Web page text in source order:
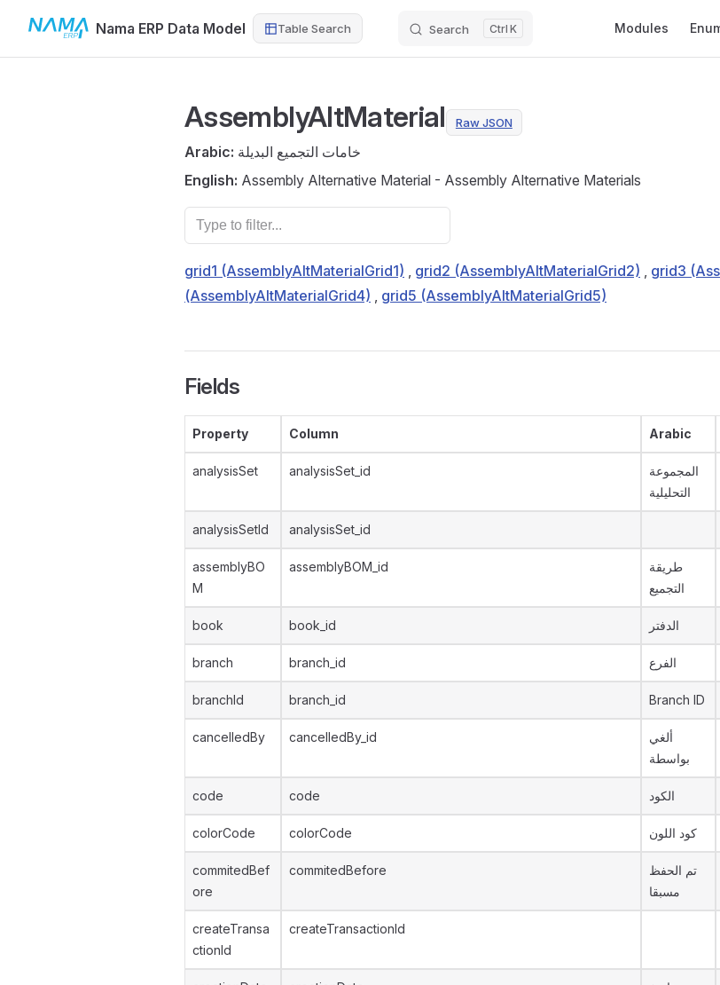
Skip to contentNama ERP Data Model Table Search Search K Modules
AssemblyAltMaterial Raw JSON
Arabic: خامات التجميع البديلة
English: Assembly Alternative Material - Assembly Alternative Materials
grid1 (AssemblyAltMaterialGrid1) , grid2 (AssemblyAltMaterialGrid2) , grid3
(AssemblyAltMaterialGrid4) , grid5 (AssemblyAltMaterialGrid5)
Fields
Property Column Arabic
analysisSet analysisSet_id
المجموعة
التحليلية
analysisSetId analysisSet_id
assemblyBO
M
assemblyBOM_id
طريقة
التجميع
book book_id الدفتر
branch branch_id الفرع
branchId branch_id Branch ID
cancelledBy cancelledBy_id
ألغي
بواسطة
code code الكود
colorCode colorCode كود اللون
commitedBef
ore
commitedBefore
تم الحفظ
مسبقا
createTransa
ctionId
createTransactionId